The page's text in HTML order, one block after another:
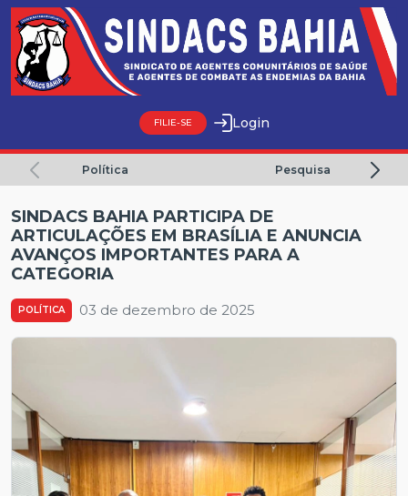
FILIE-SE Login
Política Pesquisa
Home
Sobre Nós
Serviços ao sindicalizados
Jurídico
Notícias
Editais
Contato
SINDACS BAHIA PARTICIPA DE
ARTICULAÇÕES EM BRASÍLIA E ANUNCIA
AVANÇOS IMPORTANTES PARA A
CATEGORIA
POLÍTICA 03 de dezembro de 2025